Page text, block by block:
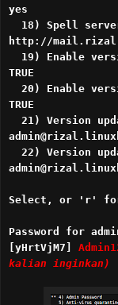
18)
http://
19) Enable
20) Enable
21) Version
22) Version
Select, or 'r' for
Password for
[yHrtVjM7]
kalian inginkan)